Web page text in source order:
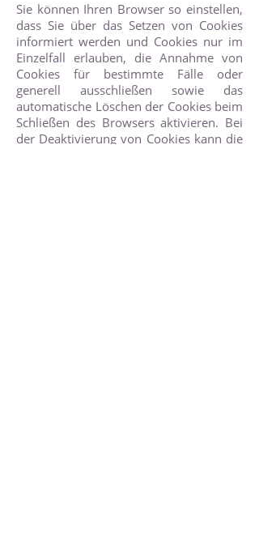
Sie können Ihren Browser so einstellen,
dass Sie über das Setzen von Cookies
informiert werden und Cookies nur im
Einzelfall erlauben, die Annahme von
Cookies für bestimmte Fälle oder
generell ausschließen sowie das
automatische Löschen der Cookies beim
Schließen des Browsers aktivieren. Bei
der Deaktivierung von Cookies kann die